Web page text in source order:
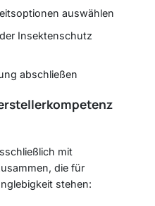
auswählen
Insektenschutz
abschließen
mit
die für
stehen: